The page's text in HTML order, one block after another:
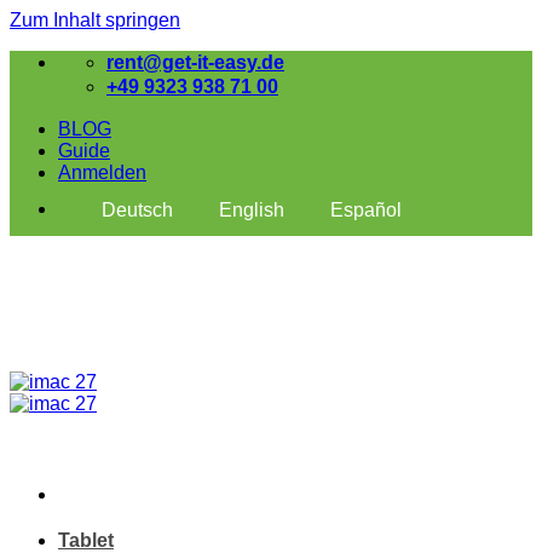
Zum Inhalt springen
rent@get-it-easy.de
+49 9323 938 71 00
BLOG
Guide
Anmelden
Deutsch
English Español
Tablet